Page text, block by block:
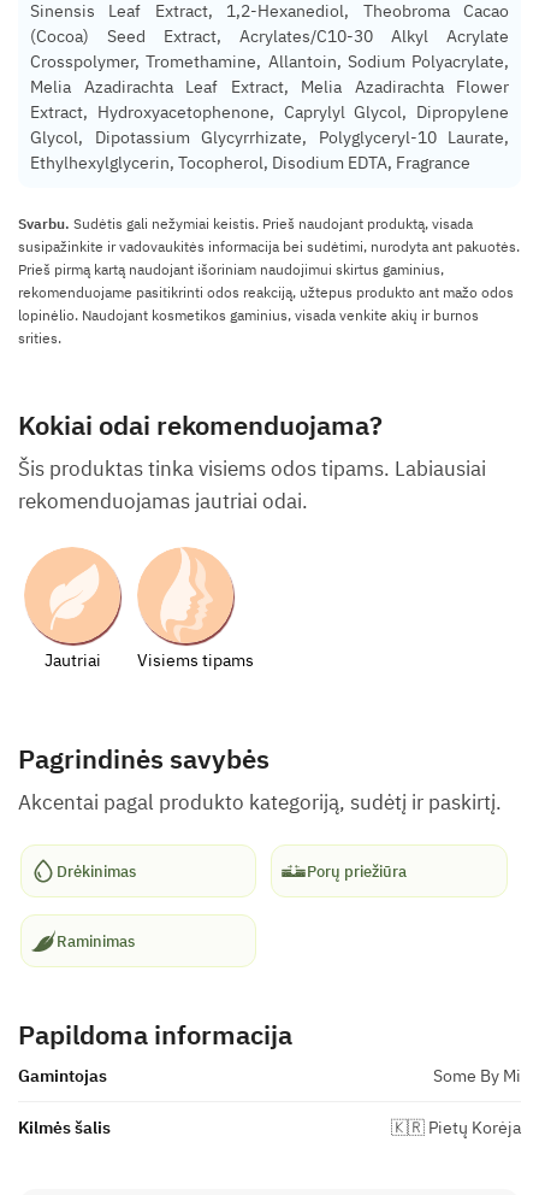
Sinensis Leaf Extract, 1,2-Hexanediol, Theobroma Cacao
(Cocoa) Seed Extract, Acrylates/C10-30 Alkyl Acrylate
Crosspolymer, Tromethamine, Allantoin, Sodium Polyacrylate,
Melia Azadirachta Leaf Extract, Melia Azadirachta Flower
Extract, Hydroxyacetophenone, Caprylyl Glycol, Dipropylene
Glycol, Dipotassium Glycyrrhizate, Polyglyceryl-10 Laurate,
Ethylhexylglycerin, Tocopherol, Disodium EDTA, Fragrance
Svarbu. Sudėtis gali nežymiai keistis. Prieš naudojant produktą, visada
susipažinkite ir vadovaukitės informacija bei sudėtimi, nurodyta ant pakuotės.
Prieš pirmą kartą naudojant išoriniam naudojimui skirtus gaminius,
rekomenduojame pasitikrinti odos reakciją, užtepus produkto ant mažo odos
lopinėlio. Naudojant kosmetikos gaminius, visada venkite akių ir burnos
srities.
Kokiai odai rekomenduojama?
Šis produktas tinka visiems odos tipams. Labiausiai
rekomenduojamas jautriai odai.
Jautriai Visiems tipams
Pagrindinės savybės
Akcentai pagal produkto kategoriją, sudėtį ir paskirtį.
Drėkinimas Porų priežiūra
Raminimas
Papildoma informacija
Gamintojas Some By Mi
Kilmės šalis 🇰🇷 Pietų Korėja